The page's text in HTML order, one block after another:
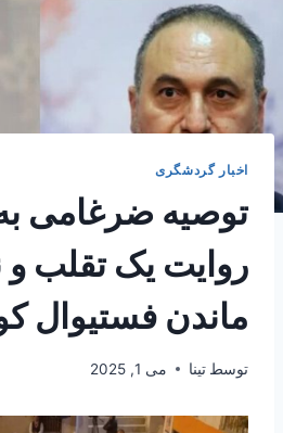
اخبار گردشگری
توصیه ضرغامی
روایت یک تقلب و
ماندن فستیوال
توسط تینا می 1, 2025